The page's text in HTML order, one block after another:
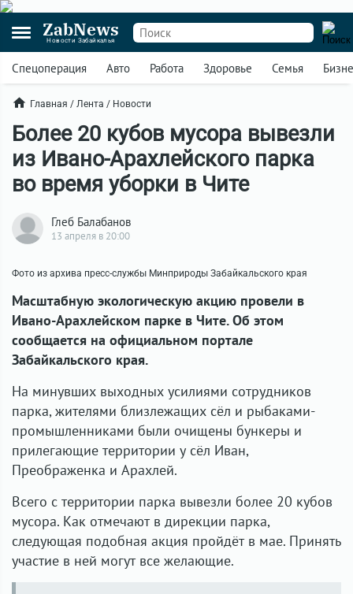
ZabNews
Новости Забайкалья
Спецоперация Авто Работа Здоровье Семья
Главная / Лента / Новости
Более 20 кубов мусора вывезли
из Ивано-Арахлейского парка
во время уборки в Чите
Глеб Балабанов
13 апреля в 20:00
Фото из архива пресс-службы Минприроды Забайкальского края
Масштабную экологическую акцию провели в
Ивано-Арахлейском парке в Чите. Об этом
сообщается на официальном портале
Забайкальского края.
На минувших выходных усилиями сотрудников
парка, жителями близлежащих сёл и рыбаками-
промышленниками были очищены бункеры и
прилегающие территории у сёл Иван,
Преображенка и Арахлей.
Всего с территории парка вывезли более 20 кубов
мусора. Как отмечают в дирекции парка,
следующая подобная акция пройдёт в мае. Принять
участие в ней могут все желающие.